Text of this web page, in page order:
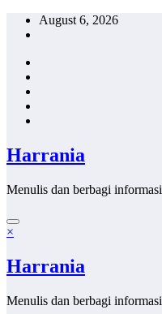
Skip
August 6, 2026
Harrania
Menulis dan berbagi informasi
×
Harrania
Menulis dan berbagi informasi